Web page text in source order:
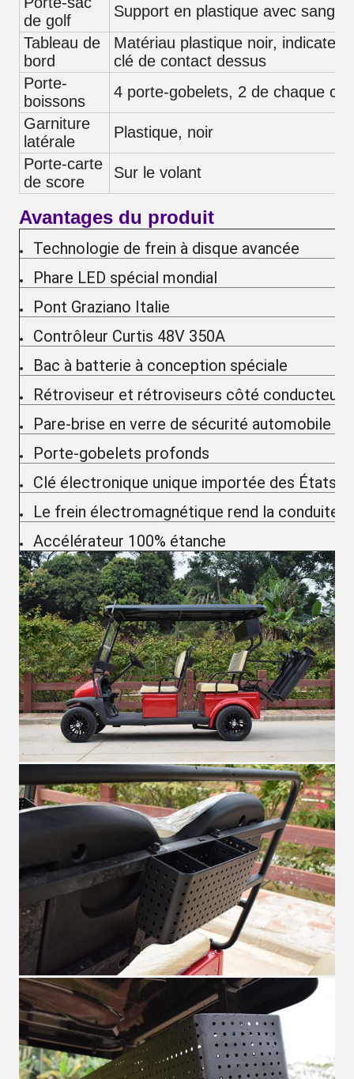
de golf
Support en plastique avec sangle
Tableau de
bord
Matériau plastique noir,
clé de contact dessus
Porte-
boissons
4 porte-gobelets, 2 de chaque
Garniture
latérale
Plastique, noir
Porte-carte
de score
Sur le volant
Avantages du produit
Technologie de frein à disque avancée
Phare LED spécial mondial
Pont Graziano Italie
Contrôleur Curtis 48V 350A
Bac à batterie à conception spéciale
Rétroviseur et rétroviseurs côté conducteur/
Pare-brise en verre de sécurité automobile
Porte-gobelets profonds
Clé électronique unique importée des États-
Le frein électromagnétique rend la conduite
Accélérateur 100% étanche